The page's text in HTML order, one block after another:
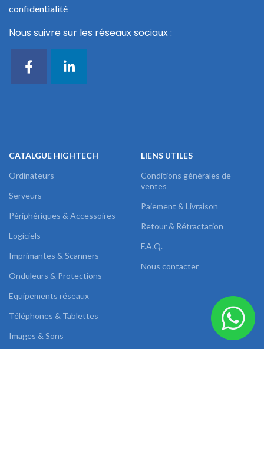
confidentialité
Nous suivre sur les réseaux sociaux :
CATALGUE HIGHTECH
Ordinateurs
Serveurs
Périphériques & Accessoires
Logiciels
Imprimantes & Scanners
Onduleurs & Protections
Equipements réseaux
Téléphones & Tablettes
Images & Sons
LIENS UTILES
Conditions générales de
ventes
Paiement & Livraison
Retour & Rétractation
F.A.Q.
Nous contacter